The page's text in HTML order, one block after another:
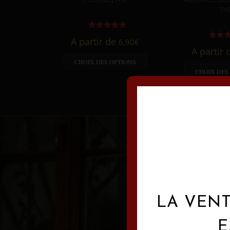
A partir de 6,90€
CHOIX DES OPTIONS
A partir
CHOIX DES
LA